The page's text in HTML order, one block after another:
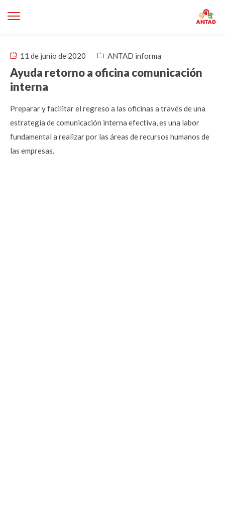
11 de junio de 2020 ANTAD informa
Ayuda retorno a oficina comunicación
interna
Preparar y facilitar el regreso a las oficinas a través de una
estrategia de comunicación interna efectiva, es una labor
fundamental a realizar por las áreas de recursos humanos de
las empresas.